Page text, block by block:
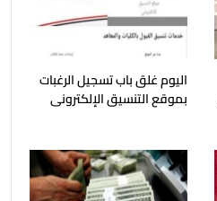
اليوم غلق باب تسجيل الرغبات
بموقع التنسيق الإلكترونى